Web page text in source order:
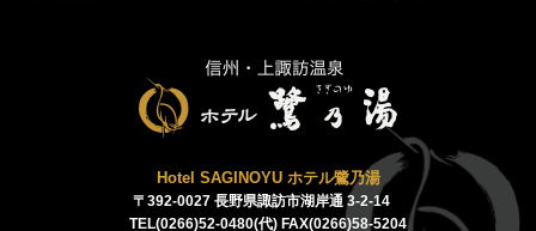
Hotel SAGINOYU ホテル鷺乃湯
〒392-0027 長野県諏訪市湖岸通 3-2-14
TEL(0266)52-0480(代) FAX(0266)58-5204